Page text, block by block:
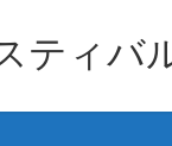
ティバ